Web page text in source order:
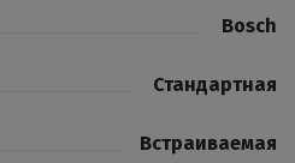
Bosch
Стандартная
Встраиваемая